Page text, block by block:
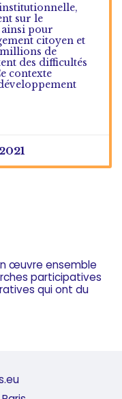
sur le
pour
citoyen et
de
des difficultés
contexte
œuvre ensemble
participatives
qui ont du